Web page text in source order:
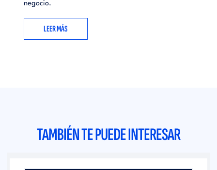
negocio.
LEER MÁS
TAMBIÉN TE PUEDE INTERESAR